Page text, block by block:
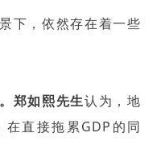
下，依然存在着一些
郑如熙先生认为，地
直接拖累GDP的同